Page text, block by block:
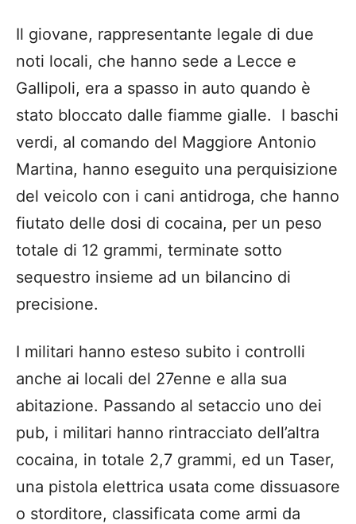
Il giovane, rappresentante legale di due
noti locali, che hanno sede a Lecce e
Gallipoli, era a spasso in auto quando è
stato bloccato dalle fiamme gialle. I baschi
verdi, al comando del Maggiore Antonio
Martina, hanno eseguito una perquisizione
del veicolo con i cani antidroga, che hanno
fiutato delle dosi di cocaina, per un peso
totale di 12 grammi, terminate sotto
sequestro insieme ad un bilancino di
precisione.
I militari hanno esteso subito i controlli
anche ai locali del 27enne e alla sua
abitazione. Passando al setaccio uno dei
pub, i militari hanno rintracciato dell’altra
cocaina, in totale 2,7 grammi, ed un Taser,
una pistola elettrica usata come dissuasore
o storditore, classificata come armi da